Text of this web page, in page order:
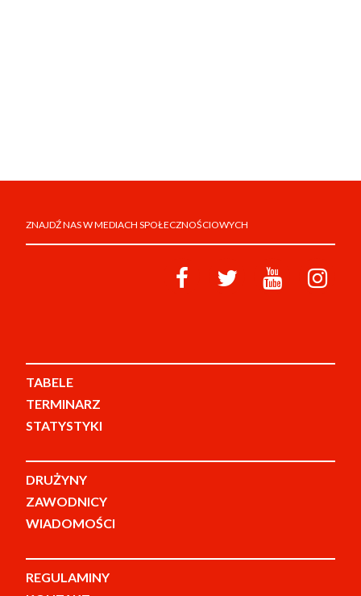
ZNAJDŹ NAS W MEDIACH SPOŁECZNOŚCIOWYCH
TABELE
TERMINARZ
STATYSTYKI
DRUŻYNY
ZAWODNICY
WIADOMOŚCI
REGULAMINY